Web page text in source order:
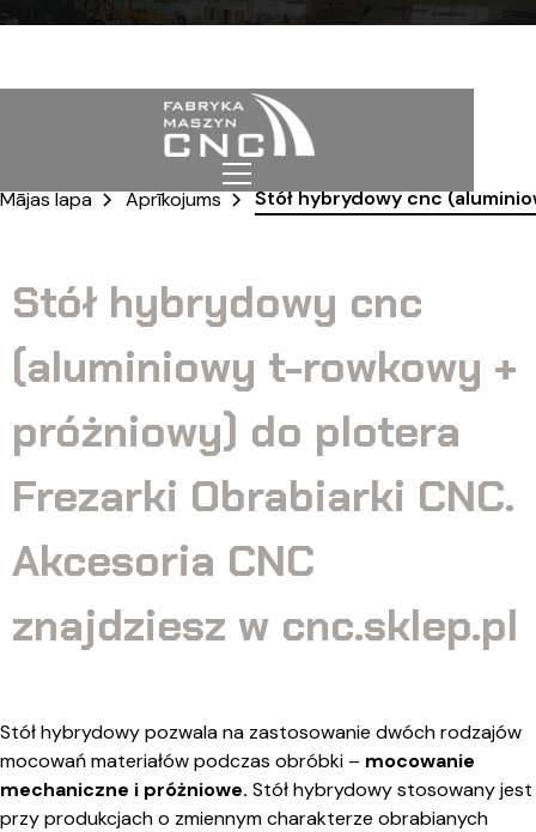
Mājas lapa Aprīkojums Stół hybrydowy cnc
Stół hybrydowy cnc
(aluminiowy t-rowkowy +
próżniowy) do plotera
Frezarki Obrabiarki CNC.
Akcesoria CNC
znajdziesz w cnc.sklep.pl
Stół hybrydowy pozwala na zastosowanie dwóch rodzajów
mocowań materiałów podczas obróbki – mocowanie
mechaniczne i próżniowe. Stół hybrydowy stosowany jest
przy produkcjach o zmiennym charakterze obrabianych